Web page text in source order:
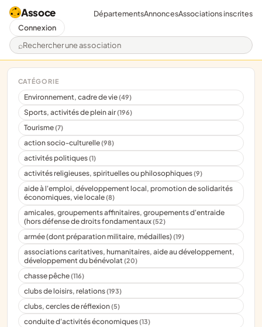
Assoce
Rechercher une association
DépartementsAnnoncesAssociations inscrites
Connexion
CATÉGORIE
Environnement, cadre de vie(49)
Sports, activités de plein air(196)
Tourisme(7)
action socio-culturelle(98)
activités politiques(1)
activités religieuses, spirituelles ou philosophiques(9)
aide à l'emploi, développement local, promotion de solidarités
économiques, vie locale(8)
amicales, groupements affinitaires, groupements d'entraide
(hors défense de droits fondamentaux(52)
armée (dont préparation militaire, médailles)(19)
associations caritatives, humanitaires, aide au développement,
développement du bénévolat(20)
chasse pêche(116)
clubs de loisirs, relations(193)
clubs, cercles de réflexion(5)
conduite d'activités économiques(13)